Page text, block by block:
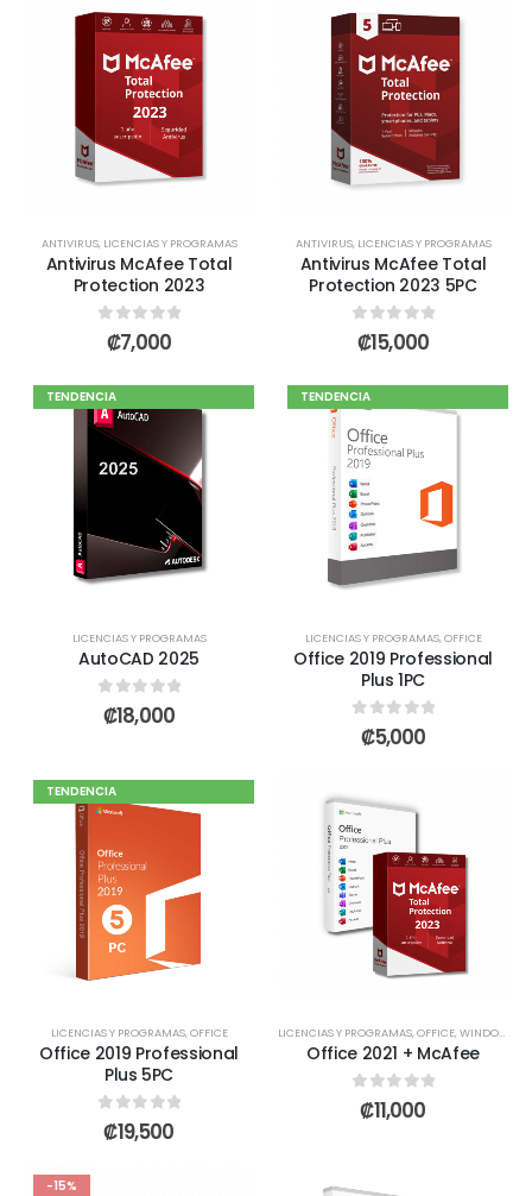
ANTIVIRUS, LICENCIAS Y PROGRAMAS
Antivirus McAfee Total
Protection 2023
out of 5
₡7,000
ANTIVIRUS, LICENCIAS Y PROGRAMAS
Antivirus McAfee Total
Protection 2023 5PC
0out of 5
₡15,000
TENDENCIA
LICENCIAS Y PROGRAMAS
AutoCAD 2025
0out of 5
₡18,000
TENDENCIA
LICENCIAS Y PROGRAMAS,OFFICE
Office 2019 Professional
Plus 1PC
out of 5
₡5,000
TENDENCIA
LICENCIAS Y PROGRAMAS,OFFICE
Office 2019 Professional
Plus 5PC
0out of 5
₡19,500
LICENCIAS Y PROGRAMAS,OFFICE,WINDOWS + OFFICE
Office 2021 + McAfee
0out of 5
₡11,000
-15%